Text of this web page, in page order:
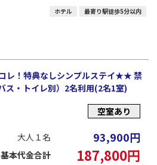
ホテル 最寄り駅徒歩5分以内
レ！特典なしシンプルステイ★★ 禁
・トイレ別）2名利用(2名1室)
空室あり
大人１名 93,900円
基本代金合計 187,800円